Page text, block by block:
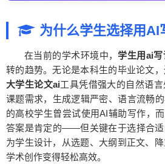
为什么学生选择用AI
在当前的学术环境中， 学生用ai写
转的趋势。无论是本科生的毕业论文，
大学生论文ai工具凭借强大的自然语
课题需求，生成逻辑严密、语言流畅
的高校学生曾尝试使用AI辅助写作，而
答案是肯定的——但关键在于选择合适
为学生设计，从选题、大纲到正文、
学术创作变得轻松高效。